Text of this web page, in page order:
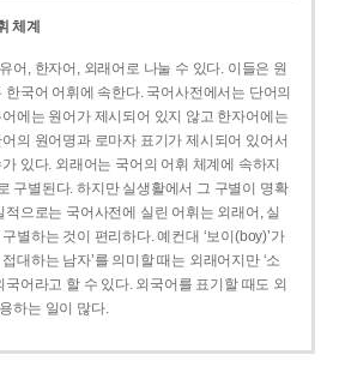
체계
어, 한자어, 외래어로 나눌 수 있다. 이들은 원
한국어 어휘에 속한다. 국어사전에서는 단어의
에는 원어가 제시되어 있지 않고 한자어에는
의 원어명과 로마자 표기가 제시되어 있어서
있다. 외래어는 국어의 어휘 체계에 속하지
구별된다. 하지만 실생활에서 그 구별이 명확
으로는 국어사전에 실린 어휘는 외래어, 실
별하는 것이 편리하다. 예컨대 ‘보이(boy)’가
대하는 남자’를 의미할 때는 외래어지만 ‘소
국어라고 할 수 있다. 외국어를 표기할 때도 외
하는 일이 많다.